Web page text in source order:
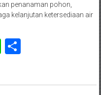
penanaman pohon,
kelanjutan ketersediaan air
LineShare